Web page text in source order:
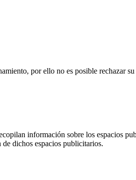
por ello no es posible rechazar
información sobre los espacios
dichos espacios publicitarios.